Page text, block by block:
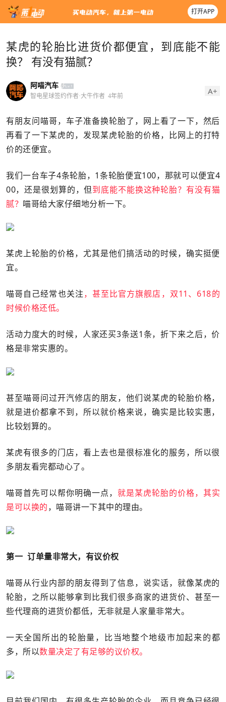
打开APP
某虎的轮胎比进货价都便宜，到底能不能
换？ 有没有猫腻？
阿喵汽车
智电星球签约作者·大牛作者 4年前 A+
有朋友问喵哥，车子准备换轮胎了，网上看了一下，然后
再看了一下某虎的，发现某虎轮胎的价格，比网上的打特
价的还便宜。
我们一台车子4条轮胎，1条轮胎便宜100，那就可以便宜4
00，还是很划算的，但到底能不能换这种轮胎？有没有猫
腻？ 喵哥给大家仔细地分析一下。
某虎上轮胎的价格，尤其是他们搞活动的时候，确实挺便
宜。
喵哥自己经常也关注，甚至比官方旗舰店，双11、618的
时候价格还低。
活动力度大的时候，人家还买3条送1条，折下来之后，价
格是非常实惠的。
甚至喵哥问过开汽修店的朋友，他们说某虎的轮胎价格，
就是进价都拿不到，所以就价格来说，确实是比较实惠，
比较划算的。
某虎有很多的门店，看上去也是很标准化的服务，所以很
多朋友看完都动心了。
喵哥首先可以帮你明确一点， 就是某虎轮胎的价格，其实
是可以换的，喵哥讲一下其中的理由。
第一 订单量非常大，有议价权
喵哥从行业内部的朋友得到了信息，说实话，就像某虎的
轮胎，之所以能够拿到比我们很多商家的进货价、甚至一
些代理商的进货价都低，无非就是人家量非常大。
一天全国所出的轮胎量，比当地整个地级市加起来的都
多，所以数量决定了有足够的议价权。